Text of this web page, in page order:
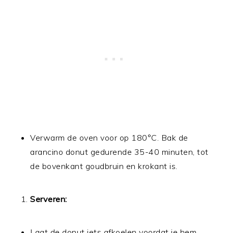
Verwarm de oven voor op 180°C. Bak de
arancino donut gedurende 35-40 minuten, tot
de bovenkant goudbruin en krokant is.
Serveren: